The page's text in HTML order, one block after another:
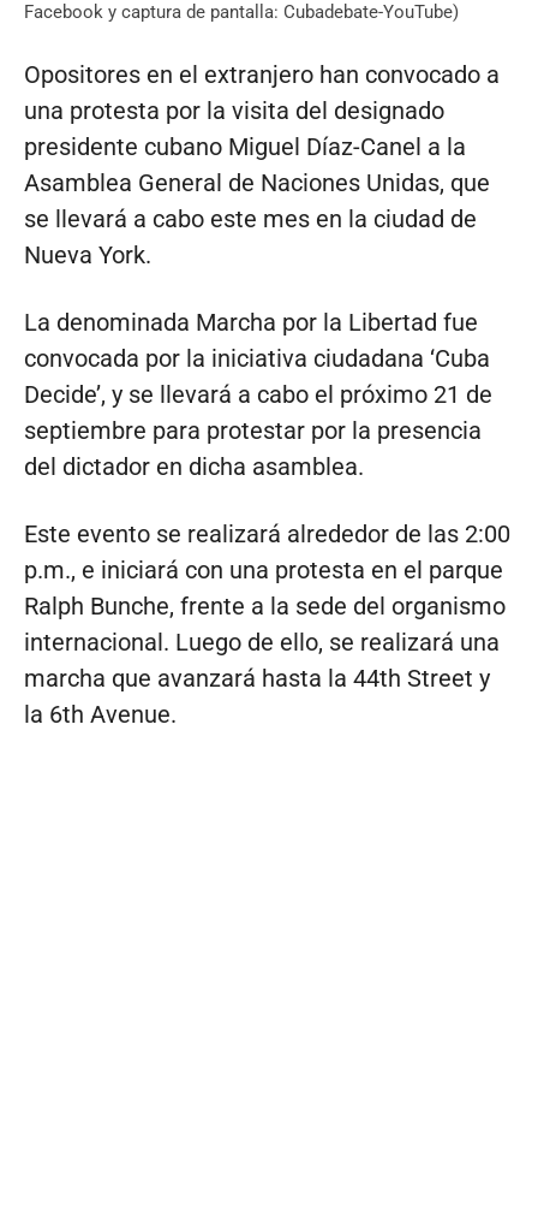
Facebook y captura de pantalla: Cubadebate-YouTube)
Opositores en el extranjero han convocado a
una protesta por la visita del designado
presidente cubano Miguel Díaz-Canel a la
Asamblea General de Naciones Unidas, que
se llevará a cabo este mes en la ciudad de
Nueva York.
La denominada Marcha por la Libertad fue
convocada por la iniciativa ciudadana ‘Cuba
Decide’, y se llevará a cabo el próximo 21 de
septiembre para protestar por la presencia
del dictador en dicha asamblea.
Este evento se realizará alrededor de las 2:00
p.m., e iniciará con una protesta en el parque
Ralph Bunche, frente a la sede del organismo
internacional. Luego de ello, se realizará una
marcha que avanzará hasta la 44th Street y
la 6th Avenue.